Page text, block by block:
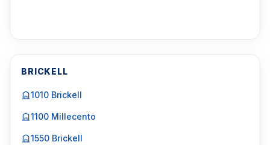
BRICKELL
1010 Brickell
1100 Millecento
1550 Brickell